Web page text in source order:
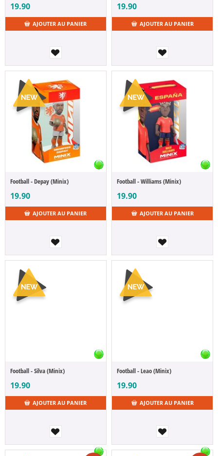
19.90
AJOUTER AU PANIER
19.90
AJOUTER AU PANIER
Football - Depay (Minix)
19.90
AJOUTER AU PANIER
Football - Williams (Minix)
19.90
AJOUTER AU PANIER
Football - Silva (Minix)
19.90
AJOUTER AU PANIER
Football - Leao (Minix)
19.90
AJOUTER AU PANIER